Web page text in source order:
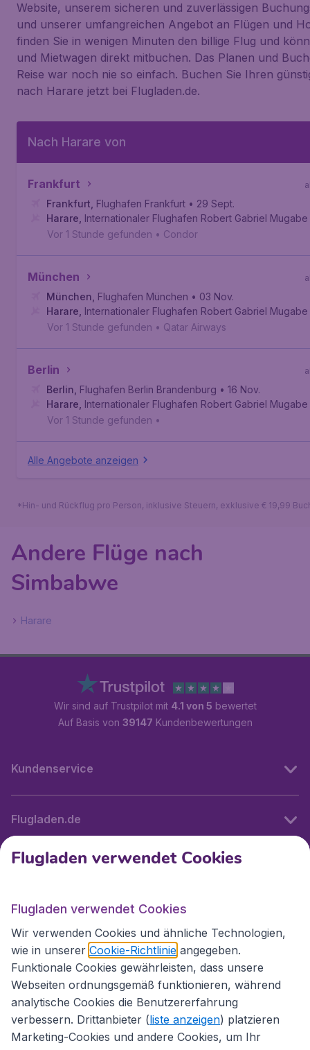
Website, unserem sicheren und zuverlässigen
und unserer umfangreichen Angebot an Flügen und
finden Sie in wenigen Minuten den billige Flug und
und Mietwagen direkt mitbuchen. Das Planen und
Reise war noch nie so einfach. Buchen Sie Ihren
nach Harare jetzt bei Flugladen.de.
Nach Harare von
Frankfurt
Frankfurt Flughafen Frankfurt • 29 Sept.
Harare Internationaler Flughafen Robert Gabriel Mugabe
Vor 1 Stunde gefunden • Condor
München
München Flughafen München • 03 Nov.
Harare Internationaler Flughafen Robert Gabriel Mugabe
Vor 1 Stunde gefunden • Qatar Airways
Berlin
Berlin Flughafen Berlin Brandenburg • 16 Nov.
Harare Internationaler Flughafen Robert Gabriel Mugabe
Vor 1 Stunde gefunden •
Alle Angebote anzeigen
*Hin- und Rückflug pro Person, inklusive Steuern, exklusive € 19,99
Andere Flüge nach
Simbabwe
Harare
Wir sind auf Trustpilot mit 4.1 von 5 bewertet
Auf Basis von 39147 Kundenbewertungen
Kundenservice
Flugladen.de
Internationale Webseiten
Folgen Sie uns:
Flugladen verwendet Cookies
Flugladen verwendet Cookies
Wir verwenden Cookies und ähnliche Technologien,
wie in unserer Cookie-Richtlinie angegeben.
Funktionale Cookies gewährleisten, dass unsere
Webseiten ordnungsgemäß funktionieren, während
analytische Cookies die Benutzererfahrung
verbessern. Drittanbieter (liste anzeigen) platzieren
Marketing-Cookies und andere Cookies, um Ihr